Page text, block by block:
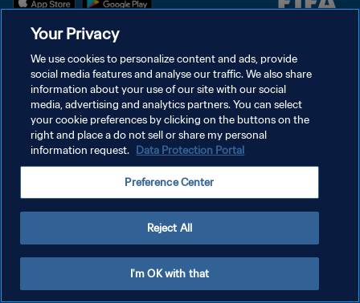
شروط الخدمة
إدارة تفضيلات ملفات تعريف الارتباط
حقوق النشر والطبع والتأليف © ١٩٩٤ - ٢٠٢٦ FIFA. جميع الحقوق محفوظة.
Your Privacy
We use cookies to personalize content and ads, provide
social media features and analyse our traffic. We also share
information about your use of our site with our social
media, advertising and analytics partners. You can select
your cookie preferences by clicking on the buttons on the
right and place a do not sell or share my personal
information request. Data Protection Portal
Preference Center
Reject All
I'm OK with that